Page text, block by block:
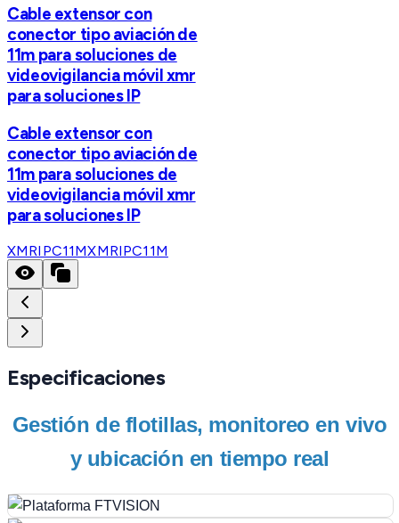
Cable extensor con
conector tipo aviación de
11m para soluciones de
videovigilancia móvil xmr
para soluciones IP
Cable extensor con
conector tipo aviación de
11m para soluciones de
videovigilancia móvil xmr
para soluciones IP
XMRIPC11MXMRIPC11M
Especificaciones
Gestión de flotillas, monitoreo en vivo
y ubicación en tiempo real